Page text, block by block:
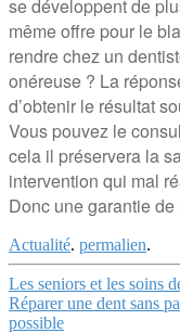
se développent de
même offre pour le
rendre chez un
onéreuse ? La
d’obtenir le résultat
Vous pouvez le
cela il préservera la
intervention qui mal
Donc une garantie
Actualité. permalien.
Navigation
Article
Les seniors et les soins
Réparer une dent sans
possible